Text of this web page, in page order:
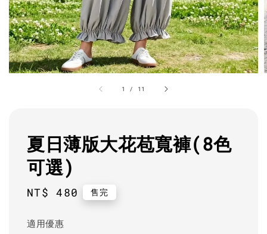
1 / 11
夏日薄版大花苞寬褲(8色
可選)
Regular
NT$ 480 售完
適用優惠